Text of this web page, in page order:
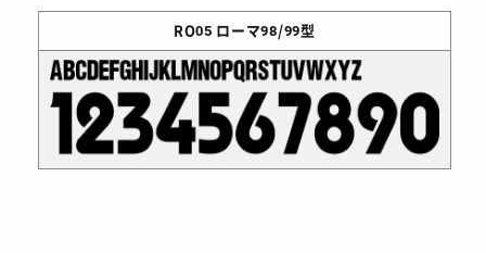
RO05 ローマ98/99型